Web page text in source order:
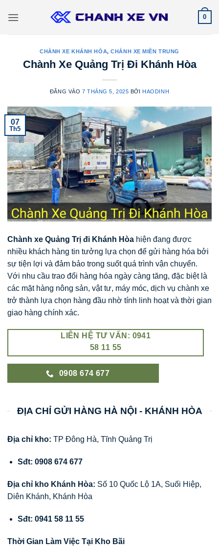
qua
0
CHÀNH XE KHÁNH HÒA,CHÀNH XE MIỀN TRUNG
Chành Xe Quảng Trị Đi Khánh Hòa
ĐĂNG VÀO 7 THÁNG 5, 2025 BỞIHAODINH
07
Th5
Chành xe Quảng Trị đi Khánh Hòa hiện đang được
nhiều khách hàng tin tưởng lựa chọn để gửi hàng hóa bởi
sự tiện lợi và đảm bảo trong suốt quá trình vận chuyển.
Với nhu cầu trao đổi hàng hóa ngày càng tăng, đặc biệt là
các mặt hàng nông sản, vật tư, máy móc, dịch vụ chành xe
trở thành lựa chọn hàng đầu nhờ tính linh hoạt và thời gian
giao hàng chính xác.
LIÊN HỆ TƯ VẤN: 0941
58 11 55
0908 674 677
ĐỊA CHỈ GỬI HÀNG HÀ NỘI - KHÁNH HÒA
Địa chỉ kho: TP Đông Hà, Tĩnh Quảng Trị
Sđt: 0908 674 677
Địa chỉ kho Khánh Hòa: Số 10 Quốc Lộ 1A, Suối Hiệp,
Diên Khánh, Khánh Hòa
Sđt: 0941 58 11 55
Thời Gian Làm Việc Tại Kho Bãi